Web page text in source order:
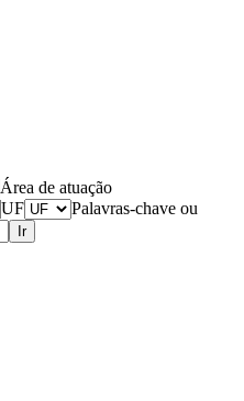
Área de atuação
UF
Palavras-chave ou
Ir